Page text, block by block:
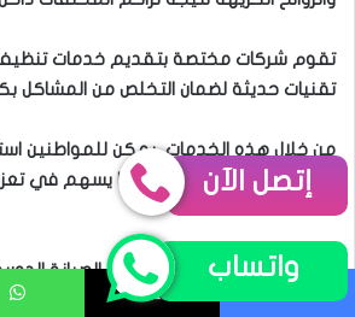
تقوم شركات مختصة بتقديم خدمات تنظيف
تقنيات حديثة لضمان التخلص من المشاكل
من خلال هذه الخدمات، يمكن للمواطنين
العينات والمياه الجوفية، مما يسهم في
لعل هذا الأمر يُشير إلى أهمية الصيانة
المستقبلية والحفاظ على سلامة البيئة.
إتصل الآن
واتساب